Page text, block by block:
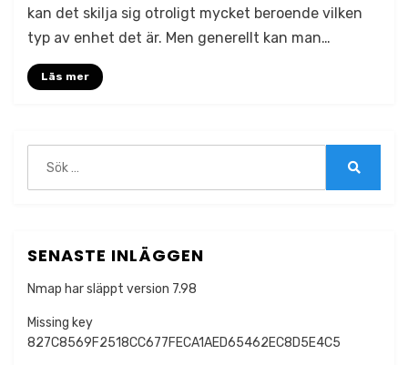
du
Internet
kan det skilja sig otroligt mycket beroende vilken
typ av enhet det är. Men generellt kan man…
Läs mer
efter:
SENASTE INLÄGGEN
Nmap har släppt version 7.98
Missing key
827C8569F2518CC677FECA1AED65462EC8D5E4C5